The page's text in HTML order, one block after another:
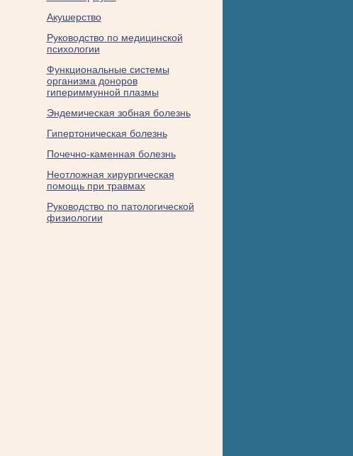
Акушерство
Руководство по медицинской
психологии
Функциональные системы
организма доноров
гипериммунной плазмы
Эндемическая зобная болезнь
Гипертоническая болезнь
Почечно-каменная болезнь
Неотложная хирургическая
помощь при травмах
Руководство по патологической
физиологии